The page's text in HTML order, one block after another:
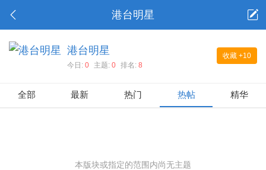
港台明星
收藏 +10
港台明星
今日: 0 主题: 0 排名: 8
全部 最新 热门 热帖 精华
本版块或指定的范围内尚无主题